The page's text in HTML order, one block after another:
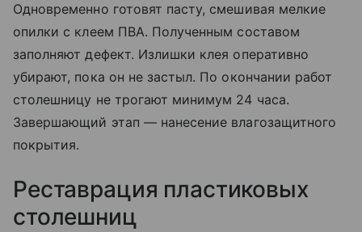
Одновременно готовят пасту, смешивая мелкие
опилки с клеем ПВА. Полученным составом
заполняют дефект. Излишки клея оперативно
убирают, пока он не застыл. По окончании работ
столешницу не трогают минимум 24 часа.
Завершающий этап — нанесение влагозащитного
покрытия.
Реставрация пластиковых
столешниц